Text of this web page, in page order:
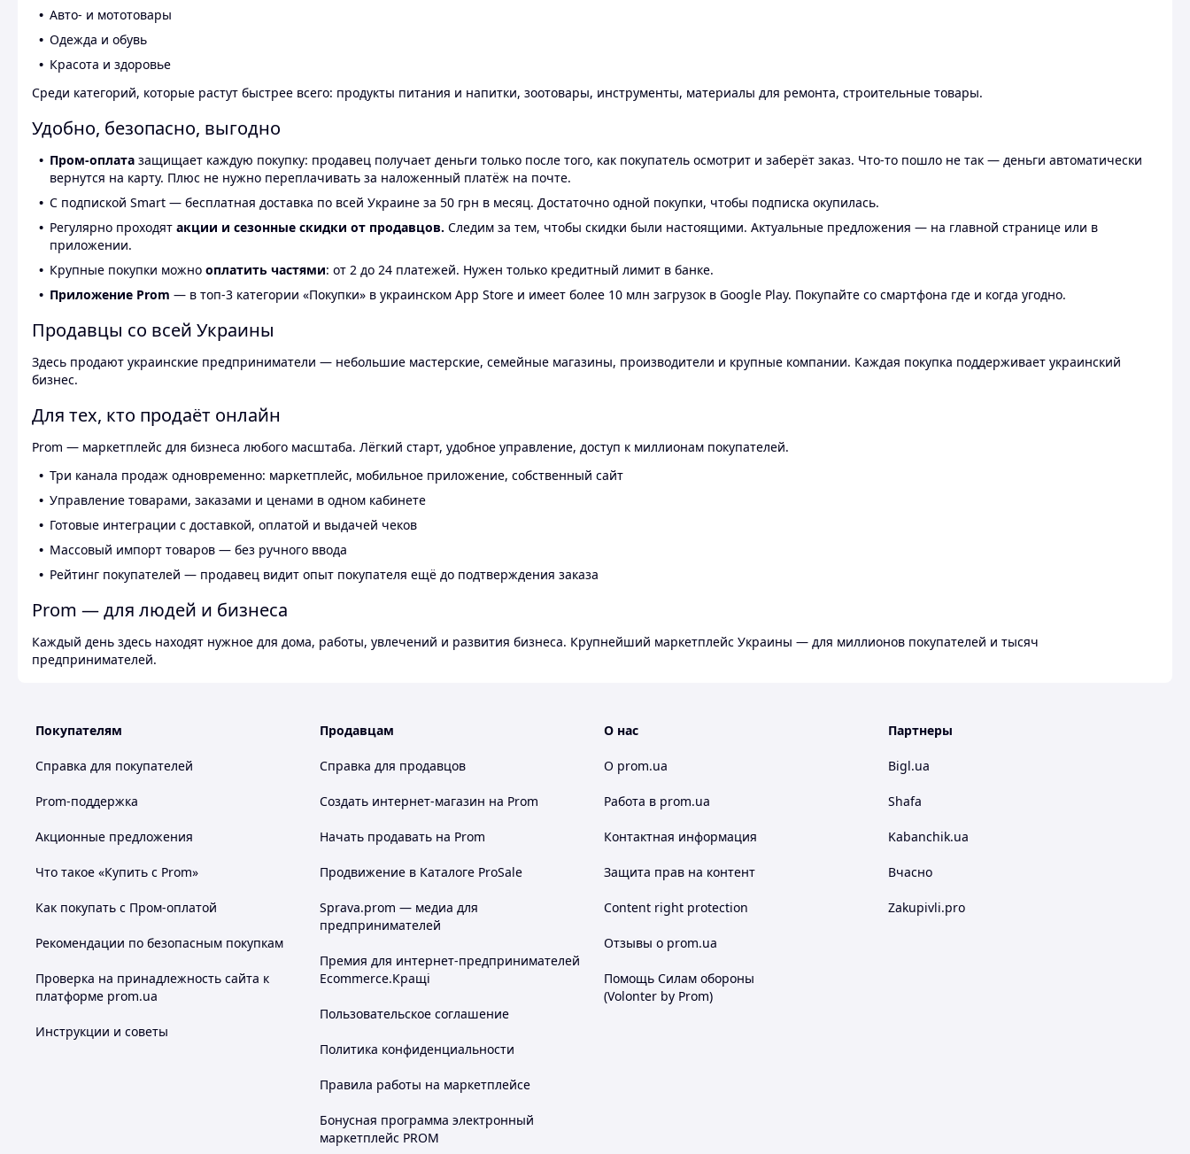
Авто- и мототовары
Одежда и обувь
Красота и здоровье
Среди категорий, которые растут быстрее всего: продукты питания и напитки, зоотовары, инструменты, материалы для ремонта, строительные товары.
Удобно, безопасно, выгодно
Пром-оплата защищает каждую покупку: продавец получает деньги только после того, как покупатель осмотрит и заберёт заказ. Что-то пошло не так — деньги автоматически
вернутся на карту. Плюс не нужно переплачивать за наложенный платёж на почте.
С подпиской Smart — бесплатная доставка по всей Украине за 50 грн в месяц. Достаточно одной покупки, чтобы подписка окупилась.
Регулярно проходят акции и сезонные скидки от продавцов. Следим за тем, чтобы скидки были настоящими. Актуальные предложения — на главной странице или в
приложении.
Крупные покупки можно оплатить частями: от 2 до 24 платежей. Нужен только кредитный лимит в банке.
Приложение Prom — в топ-3 категории «Покупки» в украинском App Store и имеет более 10 млн загрузок в Google Play. Покупайте со смартфона где и когда угодно.
Продавцы со всей Украины
Здесь продают украинские предприниматели — небольшие мастерские, семейные магазины, производители и крупные компании. Каждая покупка поддерживает украинский
бизнес.
Для тех, кто продаёт онлайн
Prom — маркетплейс для бизнеса любого масштаба. Лёгкий старт, удобное управление, доступ к миллионам покупателей.
Три канала продаж одновременно: маркетплейс, мобильное приложение, собственный сайт
Управление товарами, заказами и ценами в одном кабинете
Готовые интеграции с доставкой, оплатой и выдачей чеков
Массовый импорт товаров — без ручного ввода
Рейтинг покупателей — продавец видит опыт покупателя ещё до подтверждения заказа
Prom — для людей и бизнеса
Каждый день здесь находят нужное для дома, работы, увлечений и развития бизнеса. Крупнейший маркетплейс Украины — для миллионов покупателей и тысяч
предпринимателей.
Покупателям
Справка для покупателей
Prom-поддержка
Акционные предложения
Что такое «Купить с Prom»
Как покупать с Пром-оплатой
Рекомендации по безопасным покупкам
Проверка на принадлежность сайта к
платформе prom.ua
Инструкции и советы
Продавцам
Справка для продавцов
Создать интернет-магазин на Prom
Начать продавать на Prom
Продвижение в Каталоге ProSale
Sprava.prom — медиа для
предпринимателей
Премия для интернет-предпринимателей
Ecommerce.Кращі
Пользовательское соглашение
Политика конфиденциальности
Правила работы на маркетплейсе
Бонусная программа электронный
маркетплейс PROM
О нас
О prom.ua
Работа в prom.ua
Контактная информация
Защита прав на контент
Content right protection
Отзывы о prom.ua
Помощь Силам обороны
(Volonter by Prom)
Партнеры
Bigl.ua
Shafa
Kabanchik.ua
Вчасно
Zakupivli.pro